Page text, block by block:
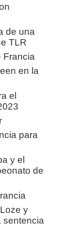
de una
TLR
Francia
en la
el
para
y el
de
y
sentencia